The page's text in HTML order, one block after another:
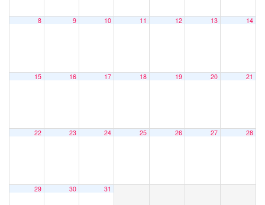
8 9 10 11 12 13 14
15 16 17 18 19 20 21
22 23 24 25 26 27 28
29 30 31